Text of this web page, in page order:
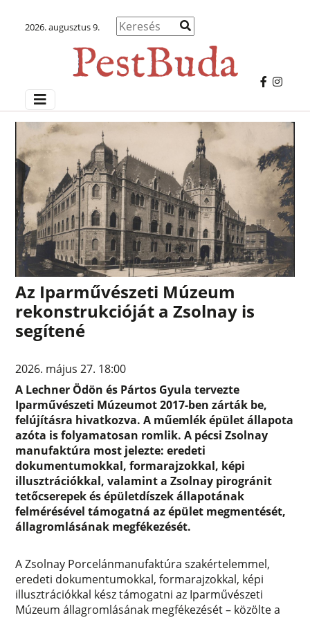
2026. augusztus 9.
Az Iparművészeti Múzeum
rekonstrukcióját a Zsolnay is
segítené
2026. május 27. 18:00
A Lechner Ödön és Pártos Gyula tervezte
Iparművészeti Múzeumot 2017-ben zárták be,
felújításra hivatkozva. A műemlék épület állapota
azóta is folyamatosan romlik. A pécsi Zsolnay
manufaktúra most jelezte: eredeti
dokumentumokkal, formarajzokkal, képi
illusztrációkkal, valamint a Zsolnay pirogránit
tetőcserepek és épületdíszek állapotának
felmérésével támogatná az épület megmentését,
állagromlásának megfékezését.
A Zsolnay Porcelánmanufaktúra szakértelemmel,
eredeti dokumentumokkal, formarajzokkal, képi
illusztrációkkal kész támogatni az Iparművészeti
Múzeum állagromlásának megfékezését – közölte a